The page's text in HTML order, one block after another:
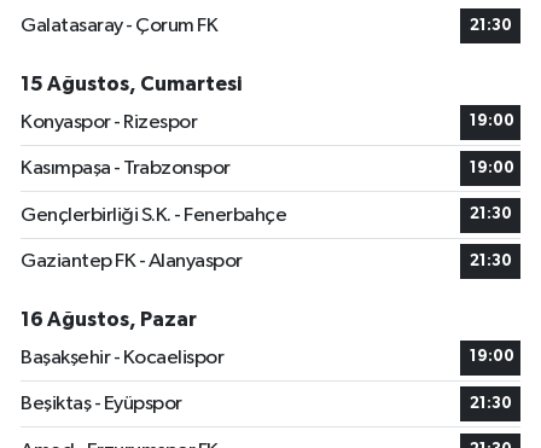
Galatasaray - Çorum FK
21:30
15 Ağustos, Cumartesi
Konyaspor - Rizespor
19:00
Kasımpaşa - Trabzonspor 19:00
Gençlerbirliği S.K. - Fenerbahçe 21:30
Gaziantep FK - Alanyaspor 21:30
16 Ağustos, Pazar
Başakşehir - Kocaelispor
19:00
Beşiktaş - Eyüpspor 21:30